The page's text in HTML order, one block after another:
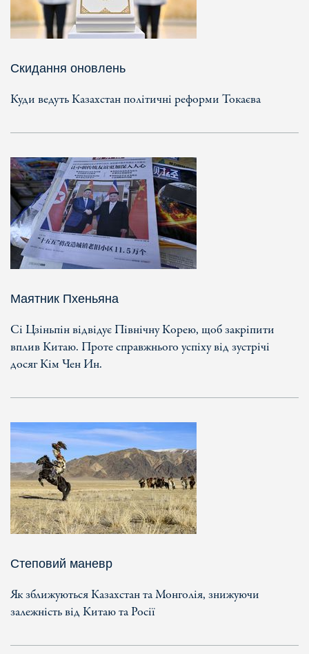
Скидання оновлень
Куди ведуть Казахстан політичні реформи Токаєва
Маятник Пхеньяна
Сі Цзіньпін відвідує Північну Корею, щоб закріпити
вплив Китаю. Проте справжнього успіху від зустрічі
досяг Кім Чен Ин.
Степовий маневр
Як зближуються Казахстан та Монголія, знижуючи
залежність від Китаю та Росії